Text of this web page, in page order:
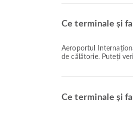
Ce terminale și
Aeroportul Internațional Istanbul Sabiha Gökçen oferă Serviciul de schimb valutar, Servirea mesei, Cameră de pepinieră și multe alte facilități pentru a vă îmbunătăți experiența
de călătorie. Puteți
Ce terminale și